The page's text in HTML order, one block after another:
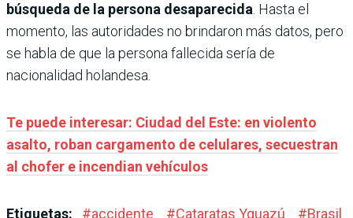
búsqueda de la persona desaparecida. Hasta el
momento, las autoridades no brindaron más datos, pero
se habla de que la persona fallecida sería de
nacionalidad holandesa.
Te puede interesar: Ciudad del Este: en violento
asalto, roban cargamento de celulares, secuestran
al chofer e incendian vehículos
Etiquetas: #accidente #Cataratas Yguazú #Brasil